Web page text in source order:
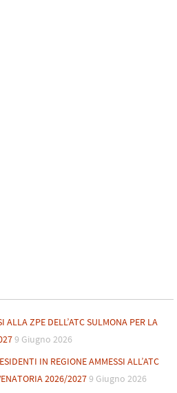
ALLA ZPE DELL’ATC SULMONA PER LA
9 Giugno 2026
IN REGIONE AMMESSI ALL’ATC
2026/20279 Giugno 2026